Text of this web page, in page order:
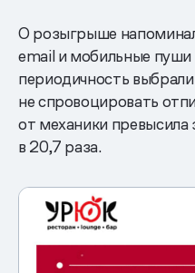
О розыгрыше
email и мобильные пуши
периодичность
не спровоцировать
от механики
в 20,7 раза.